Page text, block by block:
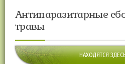
Антипаразитарные
травы
НАХОДЯТСЯ